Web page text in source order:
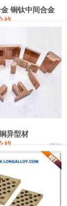
0
400
100
100
铜钛中间合金
格
异型材
格 骏达